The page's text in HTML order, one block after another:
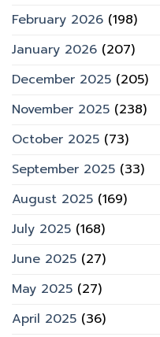
February 2026 (198)
January 2026 (207)
December 2025 (205)
November 2025 (238)
October 2025 (73)
September 2025 (33)
August 2025 (169)
July 2025 (168)
June 2025 (27)
May 2025 (27)
April 2025 (36)